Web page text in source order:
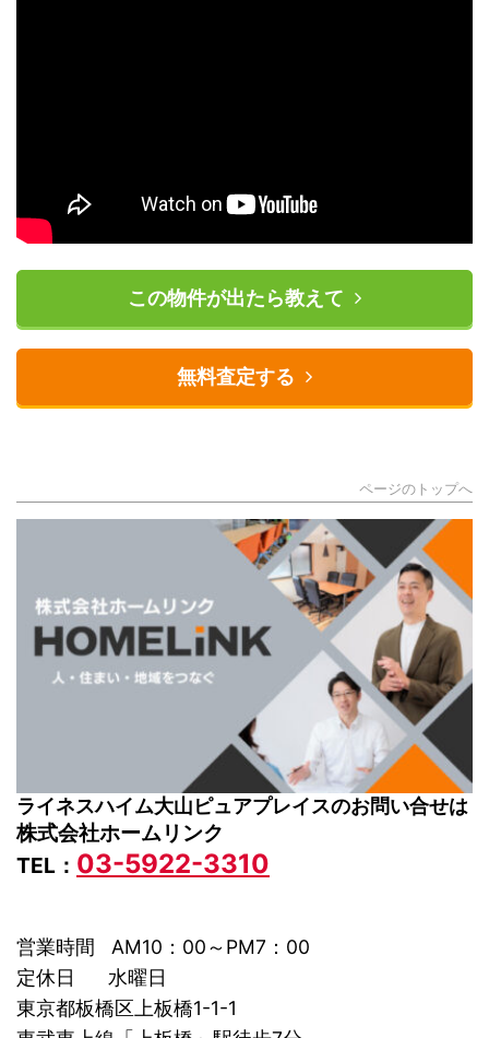
この物件が出たら教えて
無料査定する
ページのトップへ
ライネスハイム大山ピュアプレイスのお問い合せは
株式会社ホームリンク
TEL： 03-5922-3310
営業時間 AM10：00～PM7：00
定休日 水曜日
東京都板橋区上板橋1-1-1